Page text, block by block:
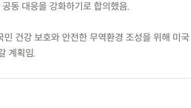
동 대응을 강화하기로 합의했음.
건강 보호와 안전한 무역환경 조성을 위해 미
계획임.